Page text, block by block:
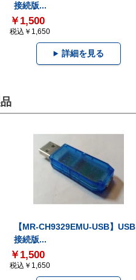
接続版...
￥1,500
税込￥1,650
詳細を見る
【MR-CH9329EMU-USB】USB
接続版...
￥1,500
税込￥1,650